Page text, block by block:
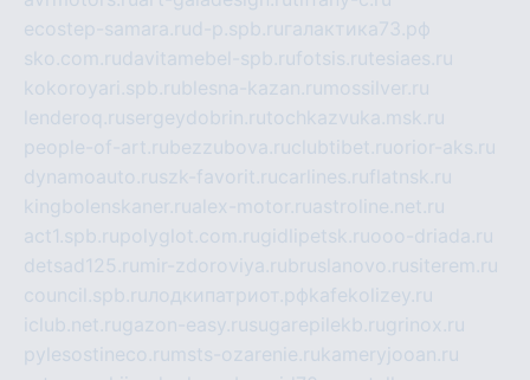
ecostep-samara.rud-p.spb.ru галактика73.рф
sko.com.rudavitamebel-spb.rufotsis.rutesiaes.ru
kokoroyari.spb.rublesna-kazan.ru mossilver.ru
lenderoq.rusergeydobrin.rutochkazvuka.msk.ru
people-of-art.rubezzubova.ruclubtibet.ruorior-aks.ru
dynamoauto.ruszk-favorit.rucarlines.ruflatnsk.ru
kingbolenskaner.rualex-motor.ruastroline.net.ru
act1.spb.rupolyglot.com.rugidlipetsk.ruooo-driada.ru
detsad125.ru mir-zdoroviya.rubruslanovo.rusiterem.ru
council.spb.ruлодкипатриот.рфkafekolizey.ru
iclub.net.rugazon-easy.rusugarepilekb.rugrinox.ru
pylesostineco.ru msts-ozarenie.rukameryjooan.ru